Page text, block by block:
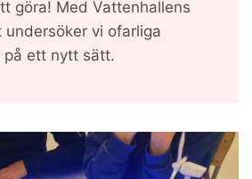
göra! Med Vattenhallens
undersöker vi ofarliga
på ett nytt sätt.